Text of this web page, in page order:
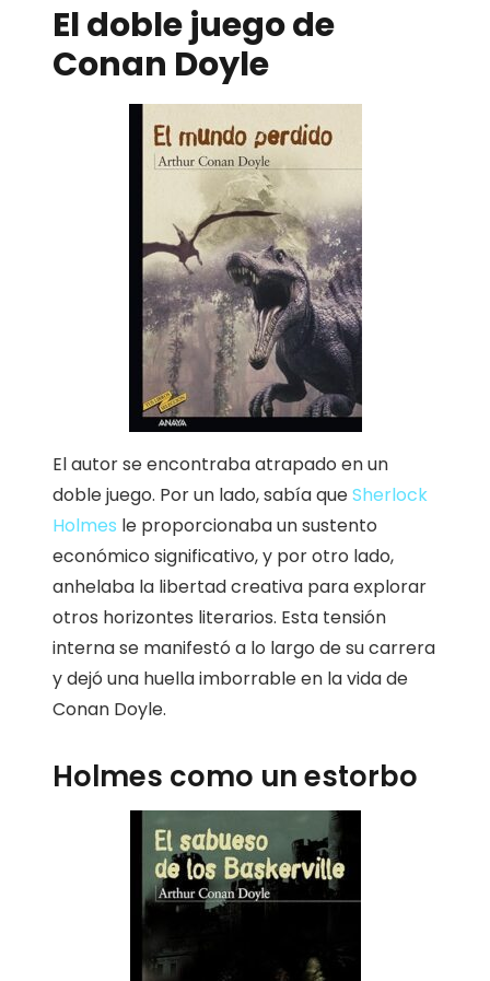
El doble juego de
Conan Doyle
El autor se encontraba atrapado en un
doble juego. Por un lado, sabía queSherlock
Holmes le proporcionaba un sustento
económico significativo, y por otro lado,
anhelaba la libertad creativa para explorar
otros horizontes literarios. Esta tensión
interna se manifestó a lo largo de su carrera
y dejó una huella imborrable en la vida de
Conan Doyle.
Holmes como un estorbo